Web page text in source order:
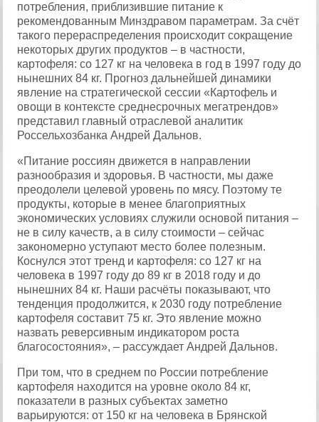
потребления, приблизившие питание к
рекомендованным Минздравом параметрам. За счёт
такого перераспределения происходит сокращение
некоторых других продуктов – в частности,
картофеля: со 127 кг на человека в год в 1997 году до
нынешних 84 кг. Прогноз дальнейшей динамики
явление на стратегической сессии «Картофель и
овощи в контексте среднесрочных мегатрендов»
представил главный отраслевой аналитик
Россельхозбанка Андрей Дальнов.
«Питание россиян движется в направлении
разнообразия и здоровья. В частности, мы даже
преодолели целевой уровень по мясу. Поэтому те
продукты, которые в менее благоприятных
экономических условиях служили основой питания –
не в силу качеств, а в силу стоимости – сейчас
закономерно уступают место более полезным.
Коснулся этот тренд и картофеля: со 127 кг на
человека в 1997 году до 89 кг в 2018 году и до
нынешних 84 кг. Наши расчёты показывают, что
тенденция продолжится, к 2030 году потребление
картофеля составит 75 кг. Это явление можно
назвать реверсивным индикатором роста
благосостояния», – рассуждает Андрей Дальнов.
При том, что в среднем по России потребление
картофеля находится на уровне около 84 кг,
показатели в разных субъектах заметно
варьируются: от 150 кг на человека в Брянской